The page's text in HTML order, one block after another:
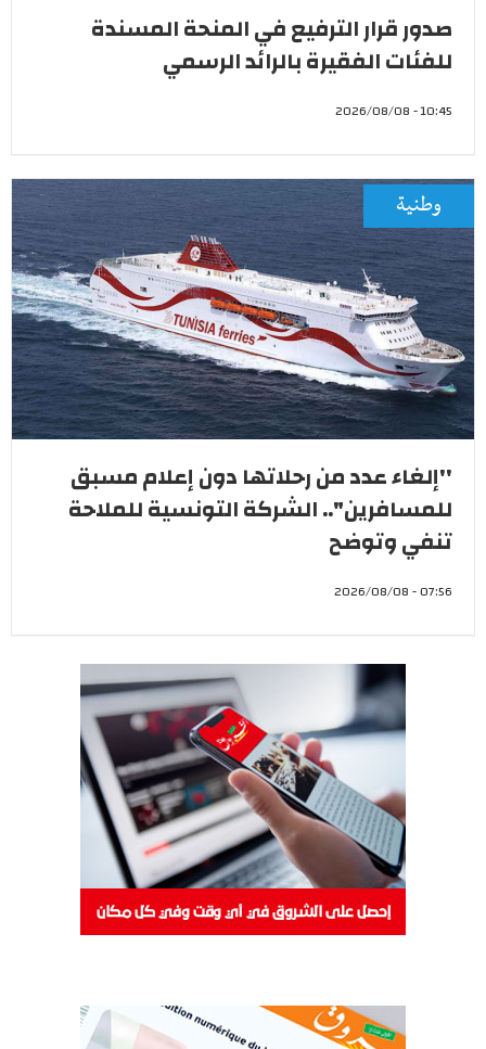
صدور قرار الترفيع في المنحة المسندة
للفئات الفقيرة بالرائد الرسمي
10:45 - 2026/08/08
وطنية
''إلغاء عدد من رحلاتها دون إعلام مسبق
للمسافرين".. الشركة التونسية للملاحة
تنفي وتوضح
07:56 - 2026/08/08